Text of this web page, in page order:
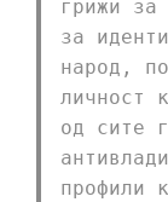
грижи за
за
народ,
личност
од сите
профили